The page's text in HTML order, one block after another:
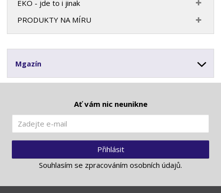
EKO - jde to i jinak
PRODUKTY NA MÍRU
Mgazín
Ať vám nic neunikne
Přihlásit
Souhlasím se zpracováním osobních údajů.